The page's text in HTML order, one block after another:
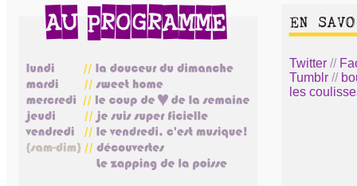
Twitter //
Tumblr //
les